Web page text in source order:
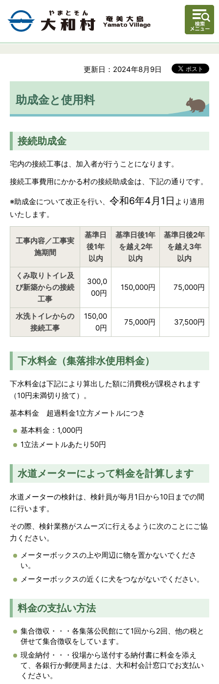
更新日：2024年8月9日
助成金と使用料
接続助成金
宅内の接続工事は、加入者が行うことになります。
接続工事費用にかかる村の接続助成金は、下記の通りです。
※助成金について改正を行い、 令和6年4月1日 より適用
いたします。
工事内容／工事実
施期間
基準日
後1年
以内
基準日後1年
を越え2年
以内
基準日後2年
を越え3年
以内
くみ取りトイレ及
び新築からの接続
工事
300,0
00円
150,000円 75,000円
水洗トイレからの
接続工事
150,00
0円
75,000円 37,500円
下水料金（集落排水使用料金）
下水料金は下記により算出した額に消費税が課税されます
（10円未満切り捨て）。
基本料金 超過料金1立方メートルにつき
基本料金：1,000円
1立法メートルあたり50円
水道メーターによって料金を計算します
水道メーターの検針は、検針員が毎月1日から10日までの間
に行います。
その際、検針業務がスムーズに行えるように次のことにご協
力ください。
メーターボックスの上や周辺に物を置かないでくださ
い。
メーターボックスの近くに犬をつながないでください。
料金の支払い方法
集合徴収・・・各集落公民館にて1回から2回、他の税と
併せて集合徴収をしています。
現金納付・・・役場から送付する納付書に料金を添え
て、各銀行か郵便局または、大和村会計窓口でお支払い
ください。